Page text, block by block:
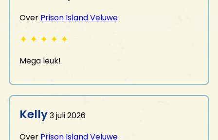
Over Prison Island Veluwe
✦ ✦ ✦ ✦ ✦
Mega leuk!
Kelly3 juli 2026
Over Prison Island Veluwe